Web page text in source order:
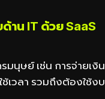
น IT ด้วย SaaS
นุษย์ เช่น การจ่ายเงิน
เวลา รวมถึงต้องใช้งบ